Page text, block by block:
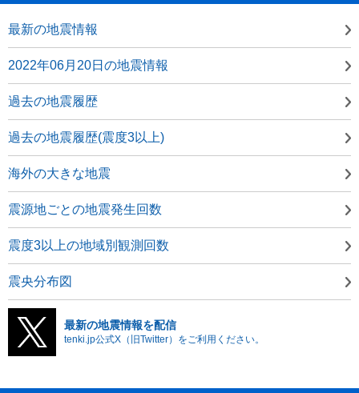
最新の地震情報
2022年06月20日の地震情報
過去の地震履歴
過去の地震履歴(震度3以上)
海外の大きな地震
震源地ごとの地震発生回数
震度3以上の地域別観測回数
震央分布図
最新の地震情報を配信
tenki.jp公式X（旧Twitter）をご利用ください。